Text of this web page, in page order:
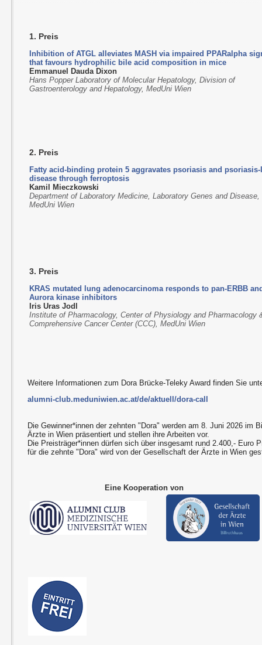
1. Preis
Inhibition of ATGL alleviates MASH via impaired PPARalpha
that favours hydrophilic bile acid composition in mice
Emmanuel Dauda Dixon
Hans Popper Laboratory of Molecular Hepatology, Division of
Gastroenterology and Hepatology, MedUni Wien
2. Preis
Fatty acid-binding protein 5 aggravates psoriasis and
disease through ferroptosis
Kamil Mieczkowski
Department of Laboratory Medicine, Laboratory Genes and Disease,
MedUni Wien
3. Preis
KRAS mutated lung adenocarcinoma responds to pan-ERBB
Aurora kinase inhibitors
Iris Uras Jodl
Institute of Pharmacology, Center of Physiology and Pharmacology
Comprehensive Cancer Center (CCC), MedUni Wien
Weitere Informationen zum Dora Brücke-Teleky Award finden Sie
alumni-club.meduniwien.ac.at/de/aktuell/dora-call
Die Gewinner*innen der zehnten "Dora" werden am 8. Juni 2026 im
Ärzte in Wien präsentiert und stellen ihre Arbeiten vor.
Die Preisträger*innen dürfen sich über insgesamt rund 2.400,- Euro
für die zehnte "Dora" wird von der Gesellschaft der Ärzte in Wien
Eine Kooperation von